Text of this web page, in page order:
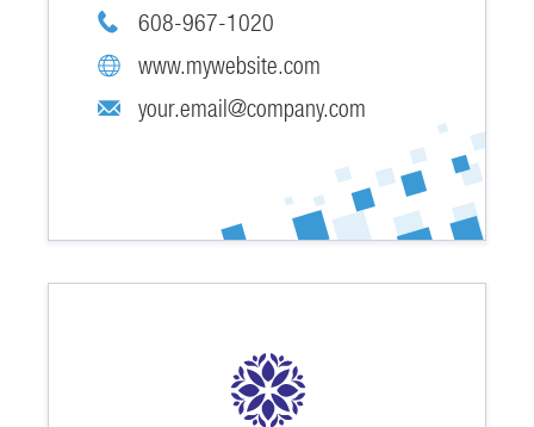
your.email@company.com
608-967-1020
www.mywebsite.com